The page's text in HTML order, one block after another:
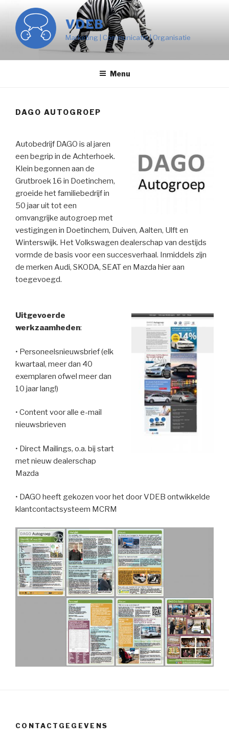
inhoud
springen
VDEB
Marketing | Communicatie | Organisatie
Menu
DAGO AUTOGROEP
Autobedrijf DAGO is al jaren
een begrip in de Achterhoek.
Klein begonnen aan de
Grutbroek 16 in Doetinchem,
groeide het familiebedrijf in
50 jaar uit tot een
omvangrijke autogroep met
vestigingen in Doetinchem, Duiven, Aalten, Ulft en
Winterswijk. Het Volkswagen dealerschap van destijds
vormde de basis voor een succesverhaal. Inmiddels zijn
de merken Audi, SKODA, SEAT en Mazda hier aan
toegevoegd.
Uitgevoerde
werkzaamheden:
• Personeelsnieuwsbrief (elk
kwartaal, meer dan 40
exemplaren ofwel meer dan
10 jaar lang!)
• Content voor alle e-mail
nieuwsbrieven
• Direct Mailings, o.a. bij start
met nieuw dealerschap
Mazda
• DAGO heeft gekozen voor het door VDEB ontwikkelde
klantcontactsysteem MCRM
CONTACTGEGEVENS